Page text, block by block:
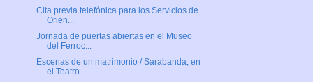
Cita previa telefónica para los Servicios de
Orien...
Jornada de puertas abiertas en el Museo
del Ferroc...
Escenas de un matrimonio / Sarabanda, en
el Teatro...